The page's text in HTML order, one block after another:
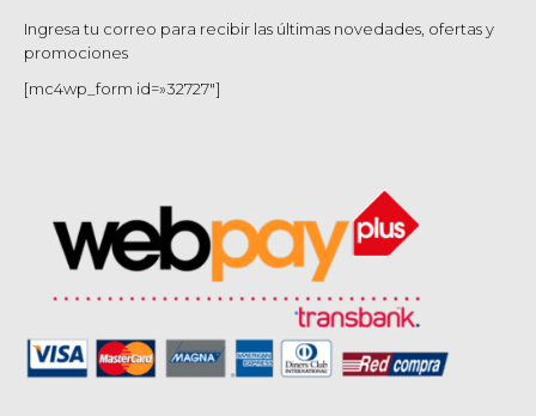
Ingresa tu correo para recibir las últimas novedades, ofertas y
promociones
[mc4wp_form id=»32727″]